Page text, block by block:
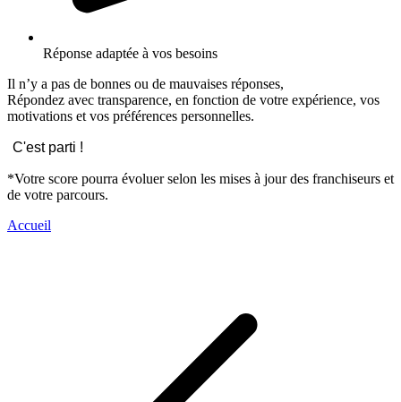
Réponse adaptée à vos besoins
Il n’y a pas de bonnes ou de mauvaises réponses,
Répondez avec transparence, en fonction de votre expérience, vos
motivations et vos préférences personnelles.
C'est parti !
*Votre score pourra évoluer selon les mises à jour des franchiseurs et
de votre parcours.
Accueil